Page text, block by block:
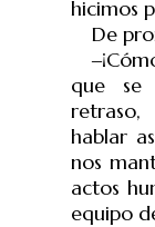
hicimos
De
‒
que se
hablar
nos
actos
equipo